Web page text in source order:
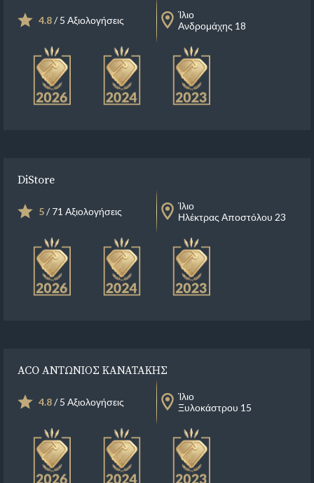
4.8/ 5 Αξιολογήσεις
Ίλιο
Ανδρομάχης 18
DiStore
5/ 71 Αξιολογήσεις
Ίλιο
Ηλέκτρας Αποστόλου 23
ACO ΑΝΤΩΝΙΟΣ ΚΑΝΑΤΑΚΗΣ
4.8/ 5 Αξιολογήσεις
Ίλιο
Ξυλοκάστρου 15